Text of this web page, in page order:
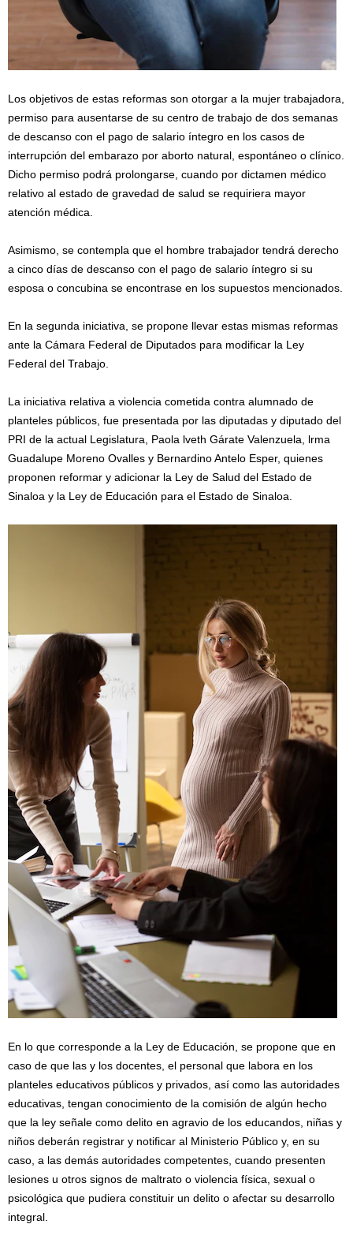
Los objetivos de estas reformas son otorgar a la mujer trabajadora,
permiso para ausentarse de su centro de trabajo de dos semanas
de descanso con el pago de salario íntegro en los casos de
interrupción del embarazo por aborto natural, espontáneo o clínico.
Dicho permiso podrá prolongarse, cuando por dictamen médico
relativo al estado de gravedad de salud se requiriera mayor
atención médica.
Asimismo, se contempla que el hombre trabajador tendrá derecho
a cinco días de descanso con el pago de salario íntegro si su
esposa o concubina se encontrase en los supuestos mencionados.
En la segunda iniciativa, se propone llevar estas mismas reformas
ante la Cámara Federal de Diputados para modificar la Ley
Federal del Trabajo.
La iniciativa relativa a violencia cometida contra alumnado de
planteles públicos, fue presentada por las diputadas y diputado del
PRI de la actual Legislatura, Paola lveth Gárate Valenzuela, lrma
Guadalupe Moreno Ovalles y Bernardino Antelo Esper, quienes
proponen reformar y adicionar la Ley de Salud del Estado de
Sinaloa y la Ley de Educación para el Estado de Sinaloa.
En lo que corresponde a la Ley de Educación, se propone que en
caso de que las y los docentes, el personal que labora en los
planteles educativos públicos y privados, así como las autoridades
educativas, tengan conocimiento de la comisión de algún hecho
que la ley señale como delito en agravio de los educandos, niñas y
niños deberán registrar y notificar al Ministerio Público y, en su
caso, a las demás autoridades competentes, cuando presenten
lesiones u otros signos de maltrato o violencia física, sexual o
psicológica que pudiera constituir un delito o afectar su desarrollo
integral.